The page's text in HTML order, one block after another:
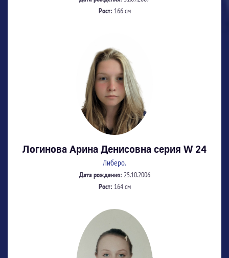
Рост: 166 см
Логинова Арина Денисовна серия W 24
Либеро.
Дата рождения: 25.10.2006
Рост: 164 см